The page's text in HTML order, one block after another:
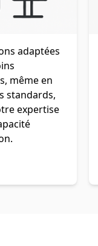
adaptées
même en
standards,
expertise